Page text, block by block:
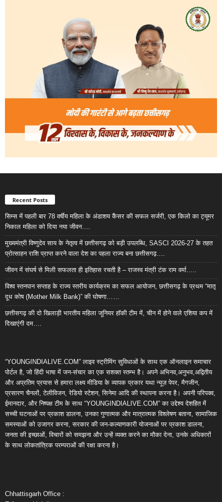
Recent Posts
सिम्स में पहली बार 78 वर्षीय महिला के अंडाशय कैंसर की सफल सर्जरी, एक किलो का ट्यूमर
निकाल महिला को दिया नया जीवन….
मुख्यमंत्री विष्णुदेव साय के नेतृत्व में छत्तीसगढ़ को बड़ी उपलब्धि, SASCI 2026-27 के तहत
प्रोत्साहन राशि प्राप्त करने वाला देश का पहला राज्य बना छत्तीसगढ़….
जीवन में संघर्ष से मिली सफलता ही इतिहास रचती है – राजस्व मंत्री टंक राम वर्मा…..
विश्व स्तनपान सप्ताह के राज्य स्तरीय कार्यक्रम का सफल आयोजन, छत्तीसगढ़ के प्रथम “मातृ
दूध कोष (Mother Milk Bank)” की घोषणा……
छत्तीसगढ़ की दो खिलाड़ी भारतीय महिला जूनियर हॉकी टीम में, चीन में होने वाले एशिया कप में
दिखाएंगी दम….
“YOUNGINDIALIVE.COM” लाइव स्ट्रीमिंग सुविधाओं के साथ एक ऑनलाइन समाचार
पोर्टल है, जो हिंदी भाषा में जन-संचार का एक सशक्त स्तम्भ है। अपने अभिनव,अनुभव,अद्वितीय
और अप्रतिम प्रयास से हमारा लक्ष्य मीडिया के व्यापक प्रकार यथा न्यूज़ पेपर, मैगजीन,
प्रसारण चैनलों, टेलीविजन, रेडियो स्टेशन, सिनेमा आदि की स्थापना करना है। अपनी परिपक्व,
ईमानदार, और निष्पक्ष टीम के साथ “YOUNGINDIALIVE.COM” का उद्देश्य देशहित में
सच्ची घटनाओं पर प्रकाश डालना, उनका गुणात्मक और मात्रात्मक विश्लेषण बताना, सामाजिक
समस्याओं को उजागर करना, सरकार की जन-कल्याणकारी योजनाओं पर प्रकाश डालना,
जनता की इच्छाओं, विचारों को समझना और उन्हें व्यक्त करने का मौका देना, उनके अधिकारों
के साथ लोकतांत्रिक परम्पराओं की रक्षा करना है।
Chhattisgarh Office :